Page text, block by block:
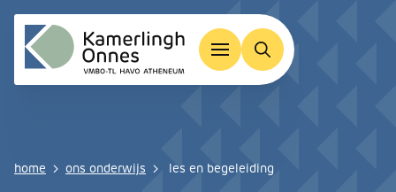
Overslaan en naar de inhoud gaan
Kruimelpad
home ons onderwijs les en begeleiding